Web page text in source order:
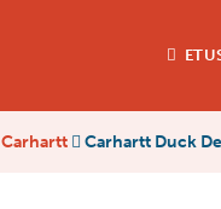
Carhartt Carhartt Duck